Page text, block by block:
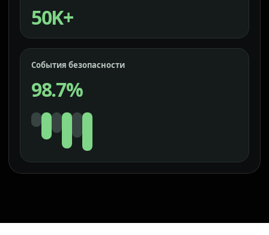
50K+
События безопасности
98.7%